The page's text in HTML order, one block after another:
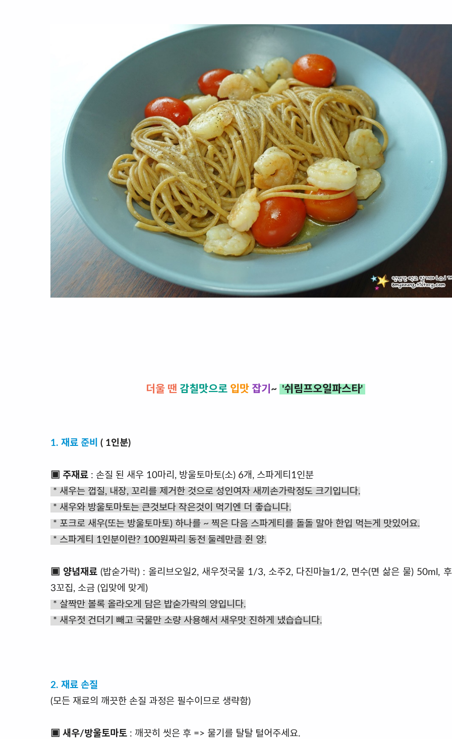
더울 땐 감칠맛으로 입맛 잡기 ~ '쉬림프오일파스타'
1. 재료 준비 ( 1인분)
▣ 주재료: 손질 된 새우 10마리, 방울토마토(소) 6개, 스파게티1인분
* 새우는 껍질, 내장, 꼬리를 제거한 것으로 성인여자 새끼손가락정도 크기입니다.
* 새우와 방울토마토는 큰것보다 작은것이 먹기엔 더 좋습니다.
* 포크로 새우(또는 방울토마토) 하나를 ~ 찍은 다음 스파게티를 돌돌 말아 한입 먹는게 맛있어요.
* 스파게티 1인분이란? 100원짜리 동전 둘레만큼 쥔 양.
▣ 양념재료(밥숟가락) : 올리브오일2, 새우젓국물 1/3, 소주2, 다진마늘1/2, 면수(면 삶은 물) 50ml,
3꼬집, 소금 (입맞에 맞게)
* 살짝만 볼록 올라오게 담은 밥숟가락의 양입니다.
* 새우젓 건더기 빼고 국물만 소량 사용해서 새우맛 진하게 냈습습니다.
2. 재료 손질
(모든 재료의 깨끗한 손질 과정은 필수이므로 생략함)
▣ 새우/방울토마토: 깨끗히 씻은 후 => 물기를 탈탈 털어주세요.